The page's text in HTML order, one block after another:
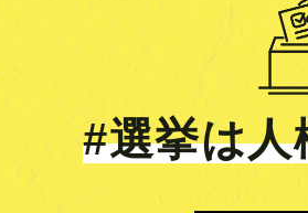
#選挙は